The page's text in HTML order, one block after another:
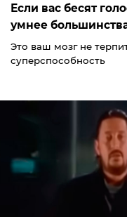
Если вас бесят
умнее
Это ваш мозг не
суперспособность